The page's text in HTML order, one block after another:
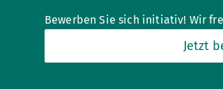
Bewerben Sie sich initiativ! Wir
Jetzt